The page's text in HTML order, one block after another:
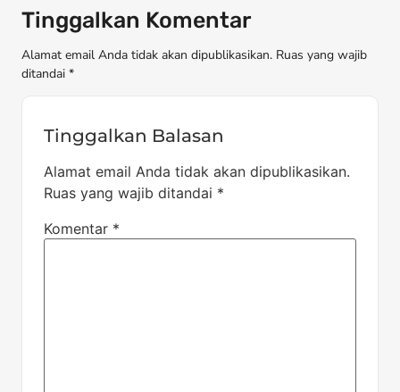
Tinggalkan Komentar
Alamat email Anda tidak akan dipublikasikan. Ruas yang wajib
ditandai *
Tinggalkan Balasan
Alamat email Anda tidak akan dipublikasikan.
Ruas yang wajib ditandai *
Komentar *